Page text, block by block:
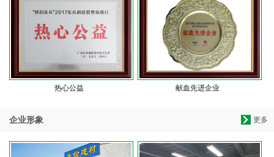
热心公益 献血先进企业
更多
企业形象